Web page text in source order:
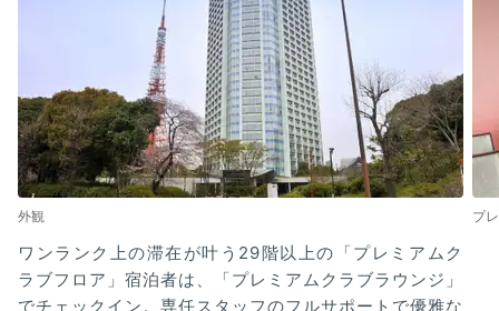
外観 プ
ワンランク上の滞在が叶う29階以上の「プレミアムク
ラブフロア」宿泊者は、「プレミアムクラブラウンジ」
でチェックイン。専任スタッフのフルサポートで優雅な